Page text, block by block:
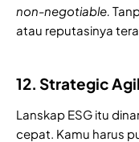
non-negotiable.
atau reputasinya
12. Strategic
Lanskap ESG itu
cepat. Kamu harus